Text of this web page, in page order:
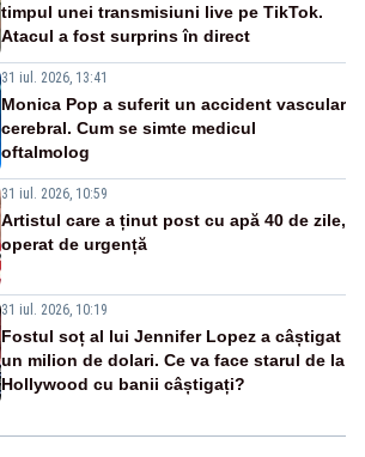
timpul unei transmisiuni live pe TikTok.
Atacul a fost surprins în direct
31 iul. 2026, 13:41
Monica Pop a suferit un accident vascular
cerebral. Cum se simte medicul
oftalmolog
31 iul. 2026, 10:59
Artistul care a ținut post cu apă 40 de zile,
operat de urgență
31 iul. 2026, 10:19
Fostul soț al lui Jennifer Lopez a câștigat
un milion de dolari. Ce va face starul de la
Hollywood cu banii câștigați?